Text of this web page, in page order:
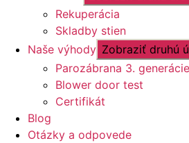
Rekuperácia
Skladby stien
Naše výhody Zobraziť druhú
Parozábrana 3. generácie
Blower door test
Certifikát
Blog
Otázky a odpovede